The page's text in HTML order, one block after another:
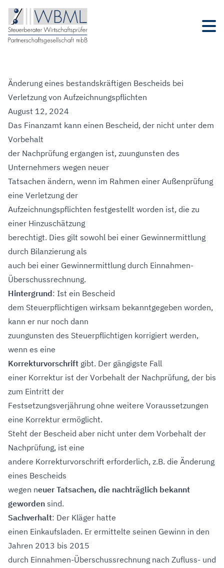
Änderung eines bestandskräftigen Bescheids bei
Verletzung von Aufzeichnungspflichten
August 12, 2024
Das Finanzamt kann einen Bescheid, der nicht unter dem
Vorbehalt
der Nachprüfung ergangen ist, zuungunsten des
Unternehmers wegen neuer
Tatsachen ändern, wenn im Rahmen einer Außenprüfung
eine Verletzung der
Aufzeichnungspflichten festgestellt worden ist, die zu
einer Hinzuschätzung
berechtigt. Dies gilt sowohl bei einer Gewinnermittlung
durch Bilanzierung als
auch bei einer Gewinnermittlung durch Einnahmen-
Überschussrechnung.
Hintergrund: Ist ein Bescheid
dem Steuerpflichtigen wirksam bekanntgegeben worden,
kann er nur noch dann
zuungunsten des Steuerpflichtigen korrigiert werden,
wenn es eine
Korrekturvorschrift gibt. Der gängigste Fall
einer Korrektur ist der Vorbehalt der Nachprüfung, der bis
zum Eintritt der
Festsetzungsverjährung ohne weitere Voraussetzungen
eine Korrektur ermöglicht.
Steht der Bescheid aber nicht unter dem Vorbehalt der
Nachprüfung, ist eine
andere Korrekturvorschrift erforderlich, z.B. die Änderung
eines Bescheids
wegen neuer Tatsachen, die nachträglich bekannt
geworden sind.
Sachverhalt: Der Kläger hatte
einen Einkaufsladen. Er ermittelte seinen Gewinn in den
Jahren 2013 bis 2015
durch Einnahmen-Überschussrechnung nach Zufluss- und